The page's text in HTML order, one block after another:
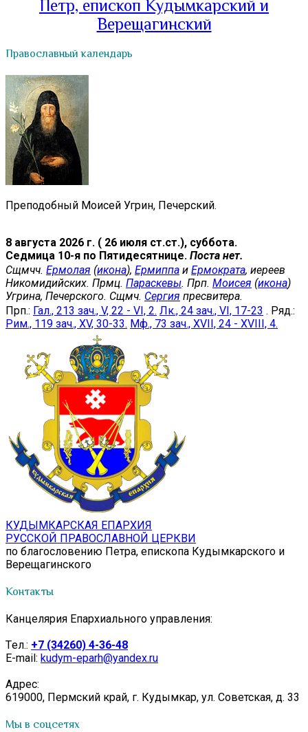
Петр, епископ Кудымкарский и
Верещагинский
Православный календарь
Преподобный Моисей Угрин, Печерский.
8 августа 2026 г. ( 26 июля ст.ст.), суббота.
Седмица 10-я по Пятидесятнице. Поста нет.
Сщмчч. Ермолая (икона), Ермиппа и Ермократа, иереев
Никомидийских. Прмц. Параскевы. Прп. Моисея (икона)
Угрина, Печерского. Сщмч. Сергия пресвитера.
Прп.: Гал., 213 зач., V, 22 - VI, 2. Лк., 24 зач., VI, 17-23 . Ряд.:
Рим., 119 зач., XV, 30-33. Мф., 73 зач., XVII, 24 - XVIII, 4.
КУДЫМКАРСКАЯ ЕПАРХИЯ
РУССКОЙ ПРАВОСЛАВНОЙ ЦЕРКВИ
по благословению Петра, епископа Кудымкарского и
Верещагинского
Контакты
Канцелярия Епархиального управления:
Tел.: +7 (34260) 4-36-48
E-mail: kudym-eparh@yandex.ru
Адрес:
619000, Пермский край, г. Кудымкар, ул. Советская, д. 33
Мы в соцсетях